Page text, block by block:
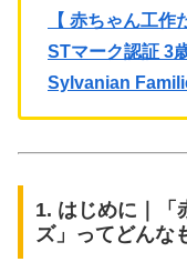
【 赤ちゃん工
STマーク認証 3
Sylvanian
1. はじめに｜「
ズ」ってどんな